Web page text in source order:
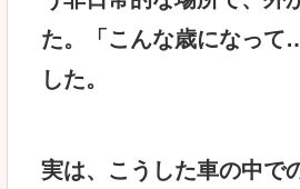
た。「こんな歳になって
した。
実は、こうした車の中で